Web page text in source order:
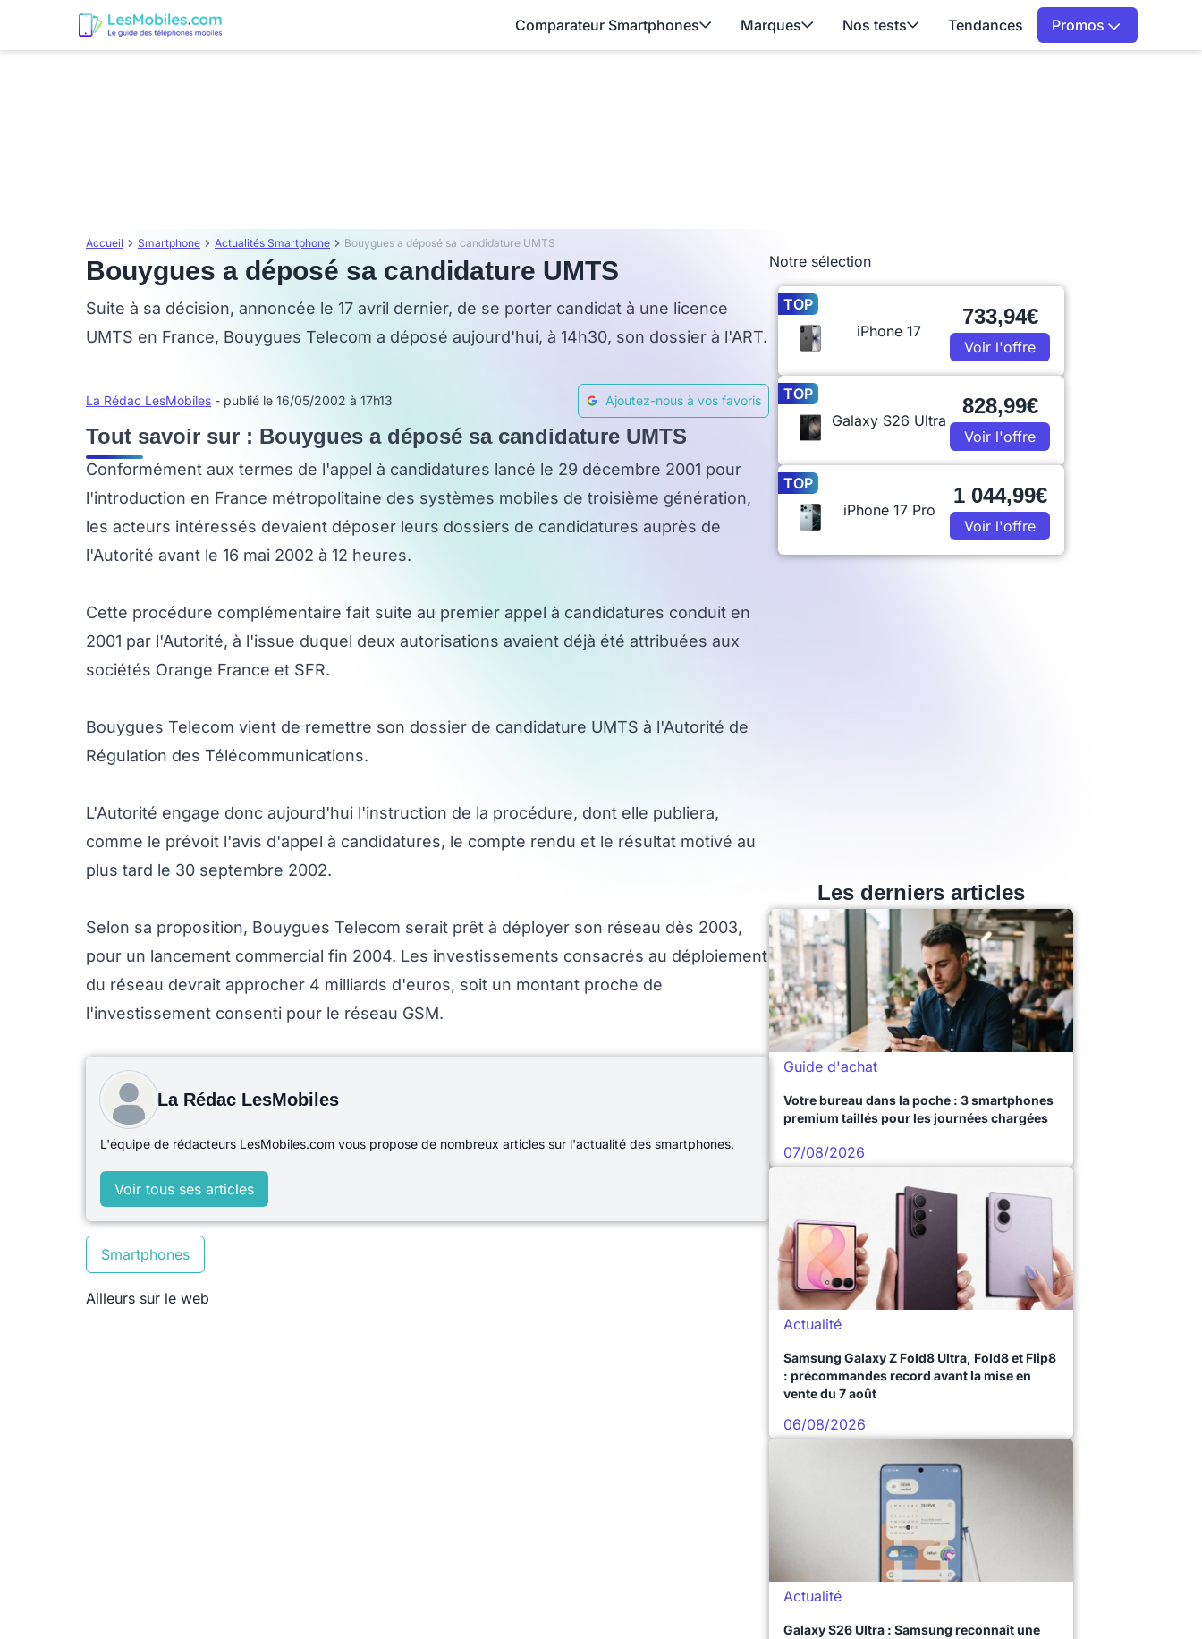
Comparateur Smartphones Marques Nos tests Tendances Promos
Accueil Smartphone Actualités Smartphone Bouygues a déposé sa candidature UMTS
Bouygues a déposé sa candidature UMTS
Suite à sa décision, annoncée le 17 avril dernier, de se porter candidat à une licence
UMTS en France, Bouygues Telecom a déposé aujourd'hui, à 14h30, son dossier à l'ART.
La Rédac LesMobiles - publié le 16/05/2002 à 17h13 Ajoutez-nous à vos favoris
Tout savoir sur : Bouygues a déposé sa candidature UMTS
Conformément aux termes de l'appel à candidatures lancé le 29 décembre 2001 pour
l'introduction en France métropolitaine des systèmes mobiles de troisième génération,
les acteurs intéressés devaient déposer leurs dossiers de candidatures auprès de
l'Autorité avant le 16 mai 2002 à 12 heures.
Cette procédure complémentaire fait suite au premier appel à candidatures conduit en
2001 par l'Autorité, à l'issue duquel deux autorisations avaient déjà été attribuées aux
sociétés Orange France et SFR.
Bouygues Telecom vient de remettre son dossier de candidature UMTS à l'Autorité de
Régulation des Télécommunications.
L'Autorité engage donc aujourd'hui l'instruction de la procédure, dont elle publiera,
comme le prévoit l'avis d'appel à candidatures, le compte rendu et le résultat motivé au
plus tard le 30 septembre 2002.
Selon sa proposition, Bouygues Telecom serait prêt à déployer son réseau dès 2003,
pour un lancement commercial fin 2004. Les investissements consacrés au déploiement
du réseau devrait approcher 4 milliards d'euros, soit un montant proche de
l'investissement consenti pour le réseau GSM.
La Rédac LesMobiles
L'équipe de rédacteurs LesMobiles.com vous propose de nombreux articles sur l'actualité des smartphones.
Voir tous ses articles
Smartphones
Ailleurs sur le web
Notre sélection
TOP
iPhone 17
733,94€
Voir l'offre
TOP
Galaxy S26 Ultra
828,99€
Voir l'offre
TOP
iPhone 17 Pro
1 044,99€
Voir l'offre
Les derniers articles
Guide d'achat
Votre bureau dans la poche : 3 smartphones
premium taillés pour les journées chargées
07/08/2026
Actualité
Samsung Galaxy Z Fold8 Ultra, Fold8 et Flip8
: précommandes record avant la mise en
vente du 7 août
06/08/2026
Actualité
Galaxy S26 Ultra : Samsung reconnaît une